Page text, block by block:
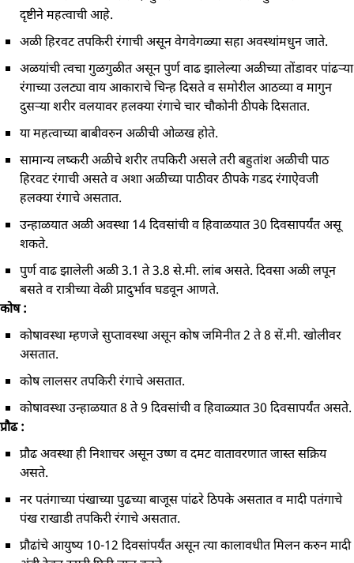
दृष्टीने महत्वाची आहे.
अळी हिरवट तपकिरी रंगाची असून वेगवेगळ्या सहा अवस्थांमधुन जाते.
अळयांची त्वचा गुळगुळीत असून पुर्ण वाढ झालेल्या अळीच्या तोंडावर पांढऱ्या
रंगाच्या उलट्या वाय आकाराचे चिन्ह दिसते व समोरील आठव्या व मागुन
दुसऱ्या शरीर वलयावर हलक्या रंगाचे चार चौकोनी ठीपके दिसतात.
या महत्वाच्या बाबीवरुन अळीची ओळख होते.
सामान्य लष्करी अळीचे शरीर तपकिरी असले तरी बहुतांश अळीची पाठ
हिरवट रंगाची असते व अशा अळीच्या पाठीवर ठीपके गडद रंगाऐवजी
हलक्या रंगाचे असतात.
उन्हाळयात अळी अवस्था 14 दिवसांची व हिवाळयात 30 दिवसापर्यंत असू
शकते.
पुर्ण वाढ झालेली अळी 3.1 ते 3.8 से.मी. लांब असते. दिवसा अळी लपून
बसते व रात्रीच्या वेळी प्रादुर्भाव घडवून आणते.
कोष :
कोषावस्था म्हणजे सुप्तावस्था असून कोष जमिनीत 2 ते 8 सें.मी. खोलीवर
असतात.
कोष लालसर तपकिरी रंगाचे असतात.
कोषावस्था उन्हाळयात 8 ते 9 दिवसांची व हिवाळ्यात 30 दिवसापर्यंत असते.
प्रौढ :
प्रौढ अवस्था ही निशाचर असून उष्ण व दमट वातावरणात जास्त सक्रिय
असते.
नर पतंगाच्या पंखाच्या पुढच्या बाजूस पांढरे ठिपके असतात व मादी पतंगाचे
पंख राखाडी तपकिरी रंगाचे असतात.
प्रौढांचे आयुष्य 10-12 दिवसांपर्यंत असून त्या कालावधीत मिलन करुन मादी